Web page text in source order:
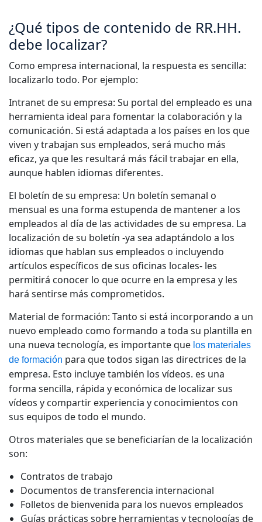
¿Qué tipos de contenido de RR.HH.
debe localizar?
Como empresa internacional, la respuesta es sencilla:
localizarlo todo. Por ejemplo:
Intranet de su empresa: Su portal del empleado es una
herramienta ideal para fomentar la colaboración y la
comunicación. Si está adaptada a los países en los que
viven y trabajan sus empleados, será mucho más
eficaz, ya que les resultará más fácil trabajar en ella,
aunque hablen idiomas diferentes.
El boletín de su empresa: Un boletín semanal o
mensual es una forma estupenda de mantener a los
empleados al día de las actividades de su empresa. La
localización de su boletín -ya sea adaptándolo a los
idiomas que hablan sus empleados o incluyendo
artículos específicos de sus oficinas locales- les
permitirá conocer lo que ocurre en la empresa y les
hará sentirse más comprometidos.
Material de formación: Tanto si está incorporando a un
nuevo empleado como formando a toda su plantilla en
una nueva tecnología, es importante que los materiales
de formación para que todos sigan las directrices de la
empresa. Esto incluye también los vídeos. es una
forma sencilla, rápida y económica de localizar sus
vídeos y compartir experiencia y conocimientos con
sus equipos de todo el mundo.
Otros materiales que se beneficiarían de la localización
son:
Contratos de trabajo
Documentos de transferencia internacional
Folletos de bienvenida para los nuevos empleados
Guías prácticas sobre herramientas y tecnologías de